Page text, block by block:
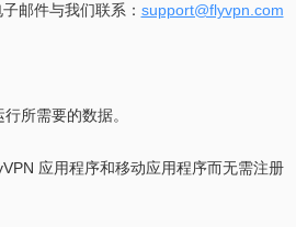
邮件与我们联系： support@flyvpn.com
所需要的数据。
应用程序和移动应用程序而无需注册